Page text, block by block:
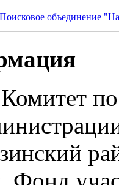
Поисковое объединение
Комитет